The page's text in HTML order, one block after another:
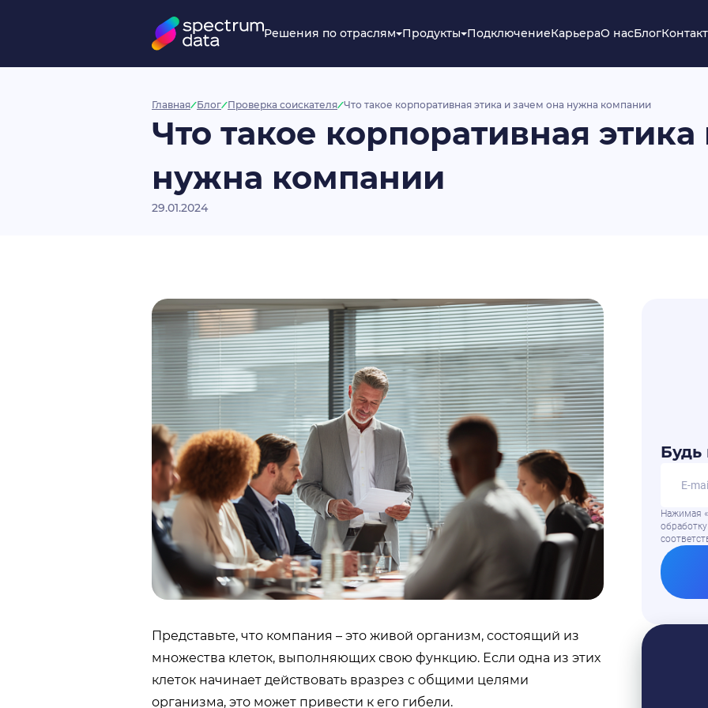
Решения по отраслям Продукты ПодключениеКарьераО насБлог
Главная Блог Проверка соискателя Что такое корпоративная этика и зачем она нужна компании
Что такое корпоративная
нужна компании
29.01.2024
Представьте, что компания – это живой организм, состоящий из
множества клеток, выполняющих свою функцию. Если одна из этих
клеток начинает действовать вразрез с общими целями
организма, это может привести к его гибели.
Будь
Нажимая